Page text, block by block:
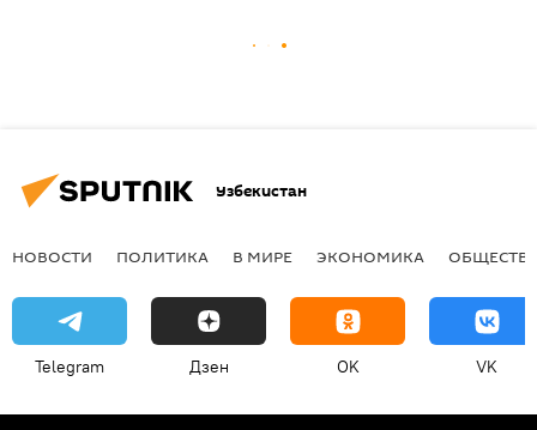
Узбекистан
НОВОСТИ ПОЛИТИКА В МИРЕ ЭКОНОМИКА
Telegram Дзен OK VK